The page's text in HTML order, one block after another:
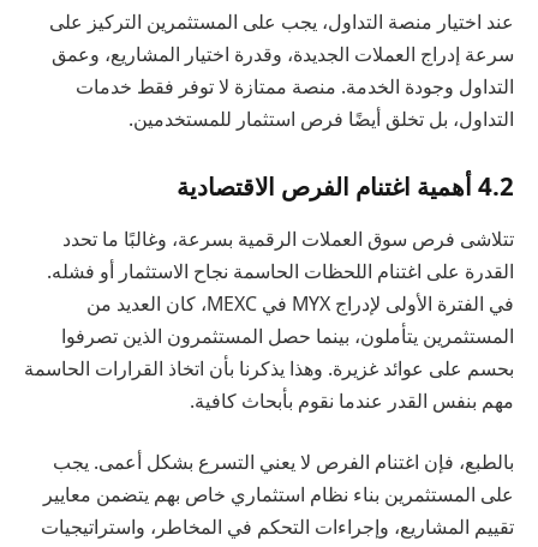
عند اختيار منصة التداول، يجب على المستثمرين التركيز على
سرعة إدراج العملات الجديدة، وقدرة اختيار المشاريع، وعمق
التداول وجودة الخدمة. منصة ممتازة لا توفر فقط خدمات
التداول، بل تخلق أيضًا فرص استثمار للمستخدمين.
4.2 أهمية اغتنام الفرص الاقتصادية
تتلاشى فرص سوق العملات الرقمية بسرعة، وغالبًا ما تحدد
القدرة على اغتنام اللحظات الحاسمة نجاح الاستثمار أو فشله.
في الفترة الأولى لإدراج MYX في MEXC، كان العديد من
المستثمرين يتأملون، بينما حصل المستثمرون الذين تصرفوا
بحسم على عوائد غزيرة. وهذا يذكرنا بأن اتخاذ القرارات الحاسمة
مهم بنفس القدر عندما نقوم بأبحاث كافية.
بالطبع، فإن اغتنام الفرص لا يعني التسرع بشكل أعمى. يجب
على المستثمرين بناء نظام استثماري خاص بهم يتضمن معايير
تقييم المشاريع، وإجراءات التحكم في المخاطر، واستراتيجيات